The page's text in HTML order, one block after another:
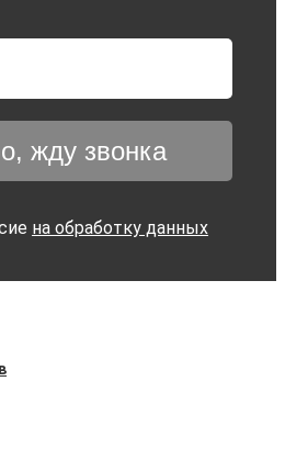
жду звонка
на обработку данных